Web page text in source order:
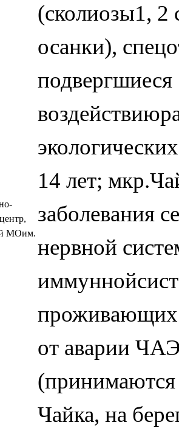
(сколиозы1, 2
осанки),
подвергшиеся
14 лет;
МОим.
заболевания
нервной
проживающих
от аварии
(принимаются
Чайка, на